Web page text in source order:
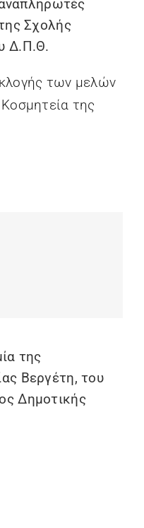
Σχολής
Δ.Π.Θ.
των μελών
της
της
Βεργέτη, του
Δημοτικής